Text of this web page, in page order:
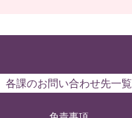
各課のお問い合わせ先一覧